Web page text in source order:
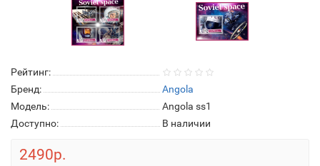
Рейтинг:
Бренд:
Angola
Модель:
Angola ss1
Доступно:
В наличии
2490р.